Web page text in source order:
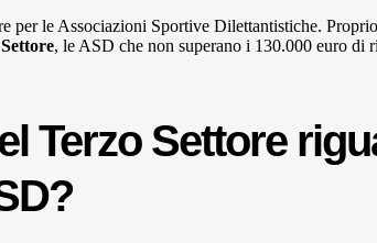
per le Associazioni Sportive Dilettantistiche.
, le ASD che non superano i 130.000 euro di
Terzo Settore